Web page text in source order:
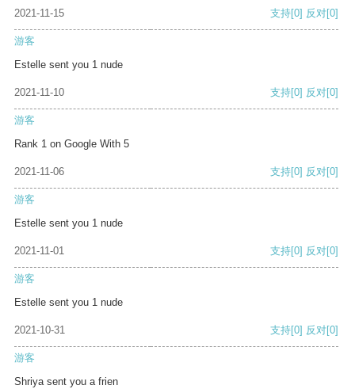
2021-11-15 支持[0] 反对[0]
游客
Estelle sent you 1 nude
2021-11-10 支持[0] 反对[0]
游客
Rank 1 on Google With 5
2021-11-06 支持[0] 反对[0]
游客
Estelle sent you 1 nude
2021-11-01 支持[0] 反对[0]
游客
Estelle sent you 1 nude
2021-10-31 支持[0] 反对[0]
游客
Shriya sent you a frien